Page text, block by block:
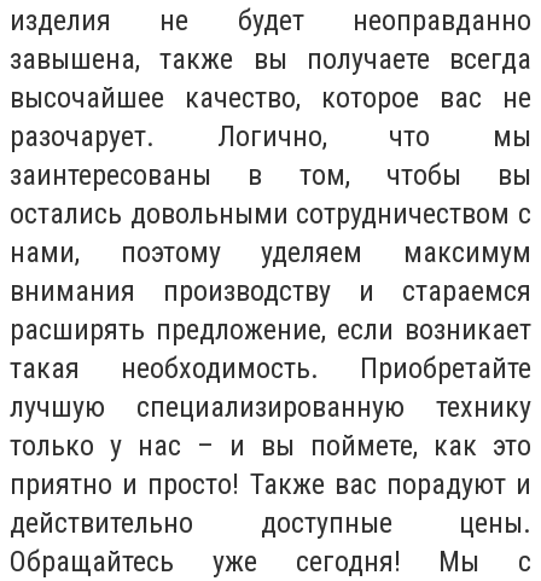
изделия не будет неоправданно
завышена, также вы получаете всегда
высочайшее качество, которое вас не
разочарует. Логично, что мы
заинтересованы в том, чтобы вы
остались довольными сотрудничеством с
нами, поэтому уделяем максимум
внимания производству и стараемся
расширять предложение, если возникает
такая необходимость. Приобретайте
лучшую специализированную технику
только у нас – и вы поймете, как это
приятно и просто! Также вас порадуют и
действительно доступные цены.
Обращайтесь уже сегодня! Мы с